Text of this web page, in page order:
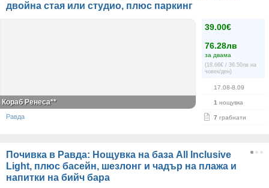
двойна стая или студио, плюс паркинг
39.00€
76.28лв
за двама
(18.66€ / 36.50лв на
човек/ден)
17.08-8.09
1 нощувка
7 грабнати
Кораб Ренеса**
Равда
Почивка в Равда: Нощувка на база All Inclusive
Light, плюс басейн, шезлонг и чадър на плажа и
напитки на бийч бара